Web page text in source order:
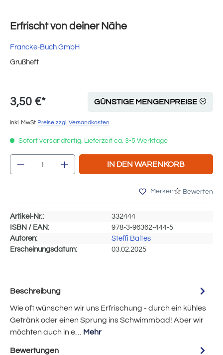
Erfrischt von deiner Nähe
Francke-Buch GmbH
Grußheft
3,50 €* GÜNSTIGE MENGENPREISE
inkl. MwSt Preise zzgl. Versandkosten
Sofort versandfertig. Lieferzeit ca. 3-5 Werktage
Produkt Anzahl: Gib den gewünschten
IN DEN WARENKORB
Merken Bewerten
Artikel-Nr.:
332444
ISBN / EAN:
978-3-96362-444-5
Autoren:
Steffi Baltes
Erscheinungsdatum:
03.02.2025
Beschreibung
Wie oft wünschen wir uns Erfrischung - durch ein kühles
Getränk oder einen Sprung ins Schwimmbad! Aber wir
möchten auch in e… Mehr
Bewertungen